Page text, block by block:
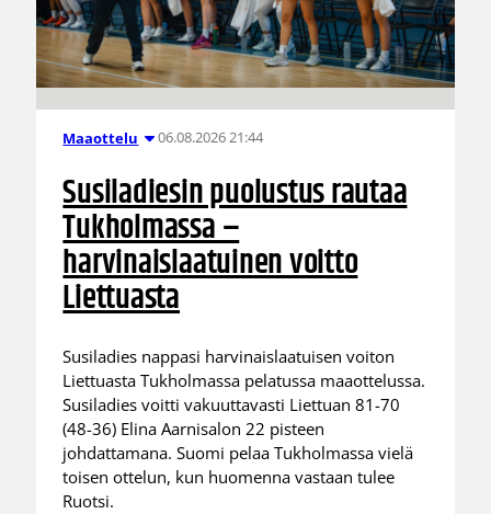
Maaottelu 06.08.2026 21:44
Susiladiesin puolustus rautaa
Tukholmassa –
harvinaislaatuinen voitto
Liettuasta
Susiladies nappasi harvinaislaatuisen voiton
Liettuasta Tukholmassa pelatussa maaottelussa.
Susiladies voitti vakuuttavasti Liettuan 81-70
(48-36) Elina Aarnisalon 22 pisteen
johdattamana. Suomi pelaa Tukholmassa vielä
toisen ottelun, kun huomenna vastaan tulee
Ruotsi.